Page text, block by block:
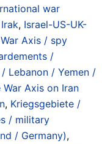
war
, Israel-US-UK-
Axis / spy
/
Lebanon / Yemen /
Axis on Iran
, Kriegsgebiete /
/ military
/ Germany),